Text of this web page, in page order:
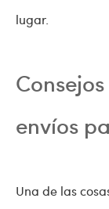
lugar.
envíos
Una de las